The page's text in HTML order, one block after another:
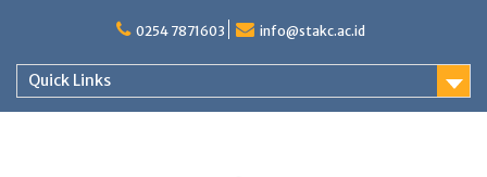
0254 7871603 info@stakc.ac.id
Quick Links